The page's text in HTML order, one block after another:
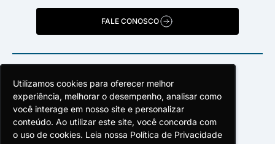
Utilizamos cookies para oferecer melhor
experiência, melhorar o desempenho, analisar como
você interage em nosso site e personalizar
conteúdo. Ao utilizar este site, você concorda com
o uso de cookies. Leia nossa Política de Privacidade
Utilizamos cookies para oferecer melhor
experiência, melhorar o desempenho, analisar como
você interage em nosso site e personalizar
conteúdo. Ao utilizar este site, você concorda com
o uso de cookies. Leia nossa Política de Privacidade
Utilizamos cookies para oferecer melhor
experiência, melhorar o desempenho, analisar como
você interage em nosso site e personalizar
conteúdo. Ao utilizar este site, você concorda com
o uso de cookies. Leia nossa Política de Privacidade
FALE CONOSCO